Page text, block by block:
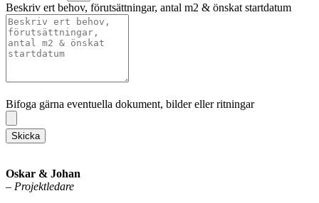
Beskriv ert behov, förutsättningar, antal m2 & önskat startdatum
Bifoga gärna eventuella dokument, bilder eller ritningar
Skicka
Oskar & Johan
– Projektledare